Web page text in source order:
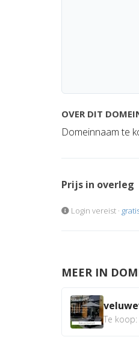
OVER DIT
Domeinnaam te
Prijs in overleg
Login vereist ·
MEER IN
Te koop: